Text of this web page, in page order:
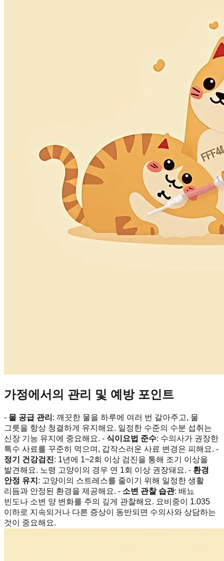
가정에서의 관리 및 예방 포인트
- 물 공급 관리 : 깨끗한 물을 하루에 여러 번 갈아주고, 물
그릇을 항상 청결하게 유지해요. 일정한 수준의 수분 섭취는
신장 기능 유지에 중요해요. - 식이요법 준수: 수의사가 권장한
특수 사료를 꾸준히 먹으며, 갑작스러운 사료 변경은 피해요. -
정기 건강검진: 1년에 1~2회 이상 검진을 통해 조기 이상을
발견해요. 노령 고양이의 경우 연 1회 이상 권장돼요. - 환경
안정 유지 : 고양이의 스트레스를 줄이기 위해 일정한 생활
리듬과 안정된 환경을 제공해요. - 소변 관찰 습관: 배뇨
빈도나 소변 양 변화를 주의 깊게 관찰해요. 요비중이 1.035
이하로 지속되거나 다른 증상이 동반되면 수의사와 상담하는
것이 중요해요.